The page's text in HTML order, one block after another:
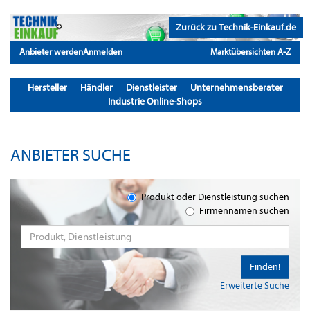
Zurück zu Technik-Einkauf.de
Anbieter werdenAnmelden Marktübersichten A-Z
Hersteller Händler Dienstleister
Unternehmensberater
Industrie Online-Shops
ANBIETER SUCHE
Produkt oder Dienstleistung suchen
Firmennamen suchen
Erweiterte Suche
Finden!